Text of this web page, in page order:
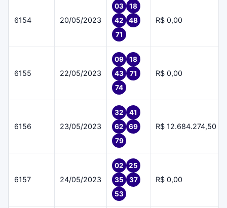
6154 20/05/2023
03
18
42
48
71
R$ 0,00
6155 22/05/2023
09
18
43
71
74
R$ 0,00
6156 23/05/2023
32
41
62
69
79
R$ 12.684.274,50
6157 24/05/2023
02
25
35
37
53
R$ 0,00